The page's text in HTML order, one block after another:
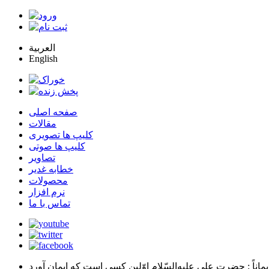
العربية
English
صفحه اصلی
مقالات
کلیپ ها تصویری
کلیپ ها صوتی
تصاویر
خطابه غدیر
محصولات
نرم افزار
تماس با ما